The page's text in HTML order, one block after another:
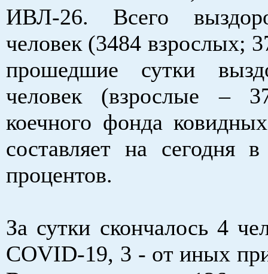
ИВЛ-26. Всего
человек (3484 взрослых;
прошедшие сутки
человек (взрослые –
коечного фонда
составляет на сегодня
процентов.
За сутки скончалось 4
COVID-19, 3 - от иных